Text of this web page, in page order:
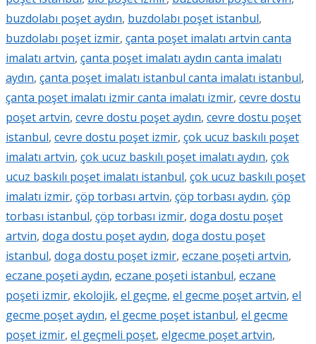
buzdolabı poşet aydın, buzdolabı poşet istanbul,
buzdolabı poşet izmir, çanta poşet imalatı artvin canta
imalatı artvin, çanta poşet imalatı aydın canta imalatı
aydın, çanta poşet imalatı istanbul canta imalatı istanbul,
çanta poşet imalatı izmir canta imalatı izmir, cevre dostu
poşet artvin, cevre dostu poşet aydın, cevre dostu poşet
istanbul, cevre dostu poşet izmir, çok ucuz baskılı poşet
imalatı artvin, çok ucuz baskılı poşet imalatı aydın, çok
ucuz baskılı poşet imalatı istanbul, çok ucuz baskılı poşet
imalatı izmir, çöp torbası artvin, çöp torbası aydın, çöp
torbası istanbul, çöp torbası izmir, doga dostu poşet
artvin, doga dostu poşet aydın, doga dostu poşet
istanbul, doga dostu poşet izmir, eczane poşeti artvin,
eczane poşeti aydın, eczane poşeti istanbul, eczane
poşeti izmir, ekolojik, el geçme, el gecme poşet artvin, el
gecme poşet aydın, el gecme poşet istanbul, el gecme
poşet izmir, el geçmeli poşet, elgecme poşet artvin,